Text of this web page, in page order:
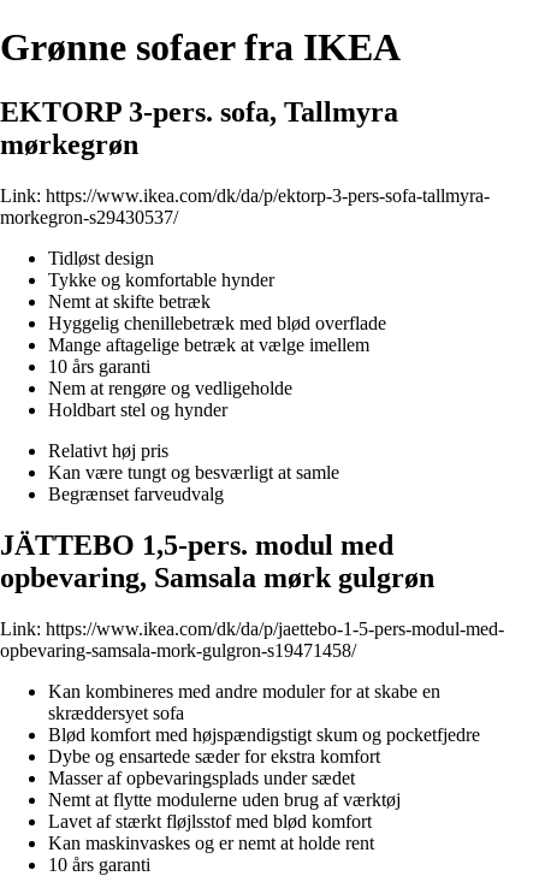
Grønne sofaer fra IKEA
EKTORP 3-pers. sofa, Tallmyra
mørkegrøn
Link: https://www.ikea.com/dk/da/p/ektorp-3-pers-sofa-tallmyra-
morkegron-s29430537/
Tidløst design
Tykke og komfortable hynder
Nemt at skifte betræk
Hyggelig chenillebetræk med blød overflade
Mange aftagelige betræk at vælge imellem
10 års garanti
Nem at rengøre og vedligeholde
Holdbart stel og hynder
Relativt høj pris
Kan være tungt og besværligt at samle
Begrænset farveudvalg
JÄTTEBO 1,5-pers. modul med
opbevaring, Samsala mørk gulgrøn
Link: https://www.ikea.com/dk/da/p/jaettebo-1-5-pers-modul-med-
opbevaring-samsala-mork-gulgron-s19471458/
Kan kombineres med andre moduler for at skabe en
skræddersyet sofa
Blød komfort med højspændigstigt skum og pocketfjedre
Dybe og ensartede sæder for ekstra komfort
Masser af opbevaringsplads under sædet
Nemt at flytte modulerne uden brug af værktøj
Lavet af stærkt fløjlsstof med blød komfort
Kan maskinvaskes og er nemt at holde rent
10 års garanti